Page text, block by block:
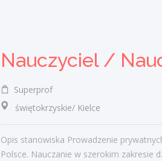
rozwój –
19
Nauczyciel /
Superprof
świętokrzyskie/ Kielce
Opis stanowiska Prowadzenie
Polsce. Nauczanie w szerokim zakresie